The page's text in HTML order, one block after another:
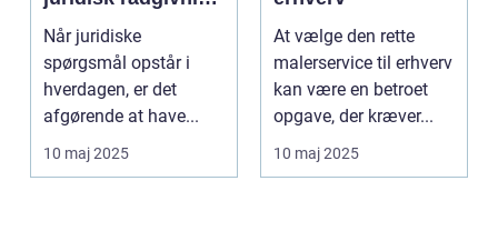
tæt på dig
Når juridiske
spørgsmål opstår i
hverdagen, er det
afgørende at have...
10 maj 2025
At vælge den rette
malerservice til erhverv
kan være en betroet
opgave, der kræver...
10 maj 2025